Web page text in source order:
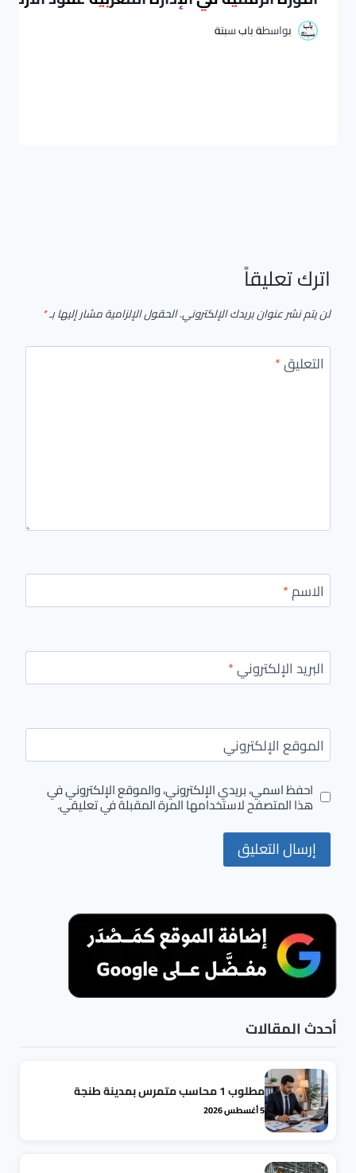
بواسطةباب سبتة
اترك تعليقاً
لن يتم نشر عنوان بريدك الإلكتروني.الحقول الإلزامية مشار إليها بـ*
التعليق*
الاسم*
البريد الإلكتروني*
الموقع الإلكتروني
احفظ اسمي، بريدي الإلكتروني، والموقع الإلكتروني في
هذا المتصفح لاستخدامها المرة المقبلة في تعليقي.
أحدث المقالات
مطلوب 1 محاسب متمرس بمدينة طنجة
5 أغسطس 2026